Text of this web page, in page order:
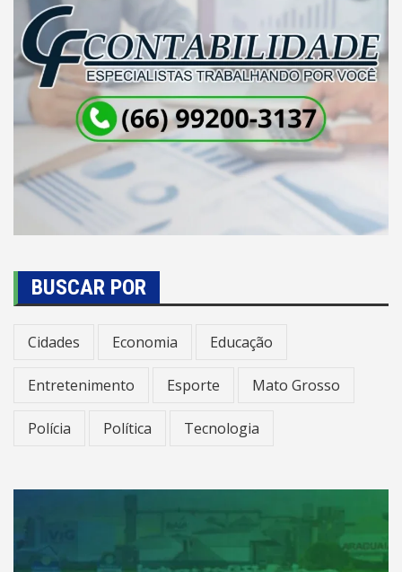
BUSCAR POR
Cidades Economia Educação
Entretenimento Esporte Mato Grosso
Polícia Política Tecnologia